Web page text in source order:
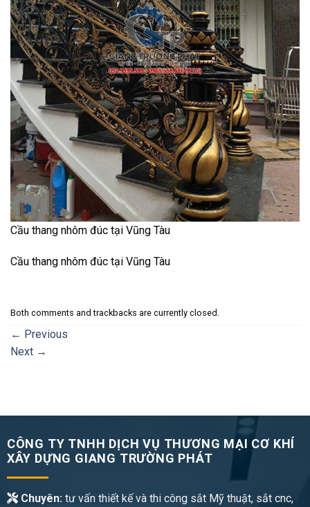
Cầu thang nhôm đúc tại Vũng Tàu
Cầu thang nhôm đúc tại Vũng Tàu
Both comments and trackbacks are currently closed.
← Previous
Next →
CÔNG TY TNHH DỊCH VỤ THƯƠNG MẠI CƠ KHÍ
XÂY DỰNG GIANG TRƯỜNG PHÁT
Chuyên:tư vấn thiết kế và thi công sắt Mỹ thuật, sắt cnc,